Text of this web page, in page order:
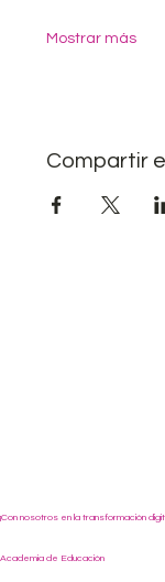
Mostrar más
Compartir
¡Con nosotros en la transformación
Academia de Educación